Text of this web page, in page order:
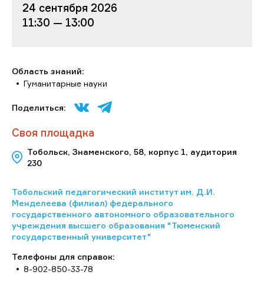
24 сентября 2026
11:30 — 13:00
Область знаний:
Гуманитарные науки
Поделиться:
Своя площадка
Тобольск, Знаменского, 58, корпус 1, аудитория
230
Тобольский педагогический институт им. Д.И.
Менделеева (филиал) федерального
государственного автономного образовательного
учреждения высшего образования "Тюменский
государственный университет"
Телефоны для справок:
8-902-850-33-78